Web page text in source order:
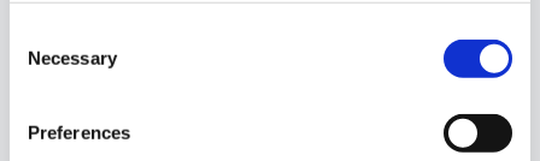
Selection
Necessary
Preferences